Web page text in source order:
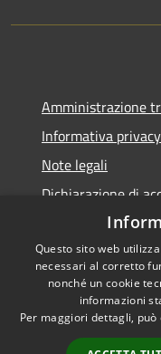
Amministrazione
Informativa privacy
Note legali
Dichiarazione di
Accessibilità
Privacy
Questo sito web
necessari al corretto
nonché un cookie
informazioni
Per maggiori dettagli,